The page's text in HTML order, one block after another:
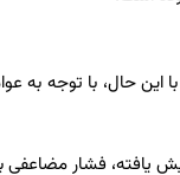
با این حال، با توجه